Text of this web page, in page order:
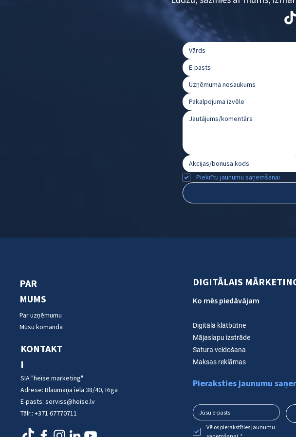
Pakalpojuma izvēle
Piekrītu jaunumu saņemšanai
PAR
MUMS
Par uzņēmumu
Mūsu komanda
KONTAKT
I
SIA "heise marketing"
Adrese:Blaumaņa iela 38/40, Rīga
E-pasts:serviss@heise.lv
Tālr.:+371 67770711
DIGITĀLAIS
Ko mēs piedāvājam
Digitālā klātbūtne
Mājaslapu izstrāde
Satura veidošana
Maksas reklāmas
Pieraksties jaunumu
Vēlos pierakstīties jaunumu